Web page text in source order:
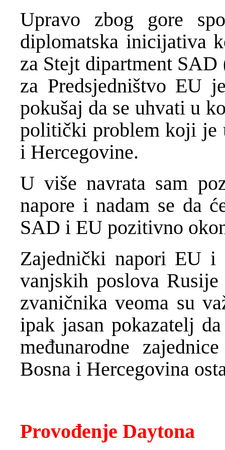
Upravo zbog gore
diplomatska inicijativa
za Stejt dipartment
za Predsjedništvo EU
pokušaj da se uhvati u
politički problem koji je
i Hercegovine.
U više navrata sam
napore i nadam se da
SAD i EU pozitivno
Zajednički napori EU i
vanjskih poslova
zvaničnika veoma su
ipak jasan pokazatelj
međunarodne
Bosna i Hercegovina
Provođenje Daytona